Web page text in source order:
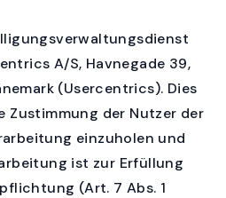
A/S, Havnegade 39,
(Usercentrics). Dies
Zustimmung der Nutzer der
einzuholen und
ist zur Erfüllung
(Art. 7 Abs. 1